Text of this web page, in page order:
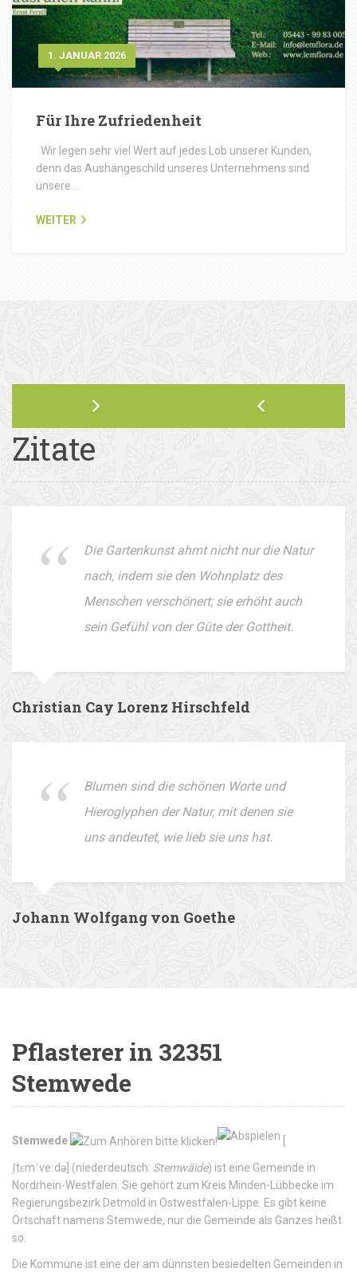
1. JANUAR 2026
Für Ihre Zufriedenheit
Wir legen sehr viel Wert auf jedes Lob unserer Kunden,
denn das Aushängeschild unseres Unternehmens sind
unsere…
WEITER
Zitate
Die Gartenkunst ahmt nicht nur die Natur
nach, indem sie den Wohnplatz des
Menschen verschönert; sie erhöht auch
sein Gefühl von der Güte der Gottheit.
Christian Cay Lorenz Hirschfeld
Blumen sind die schönen Worte und
Hieroglyphen der Natur, mit denen sie
uns andeutet, wie lieb sie uns hat.
Johann Wolfgang von Goethe
Pflasterer in 32351
Stemwede
Stemwede
ʃtɛmˈveːdə (niederdeutsch: Stemwäide) ist eine Gemeinde in
Nordrhein-Westfalen. Sie gehört zum Kreis Minden-Lübbecke im
Regierungsbezirk Detmold in Ostwestfalen-Lippe. Es gibt keine
Ortschaft namens Stemwede, nur die Gemeinde als Ganzes heißt
so.
Die Kommune ist eine der am dünnsten besiedelten Gemeinden in